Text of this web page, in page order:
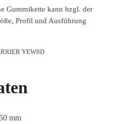
Gummikette kann bzgl. der
Profil und Ausführung
YEW8D
mm